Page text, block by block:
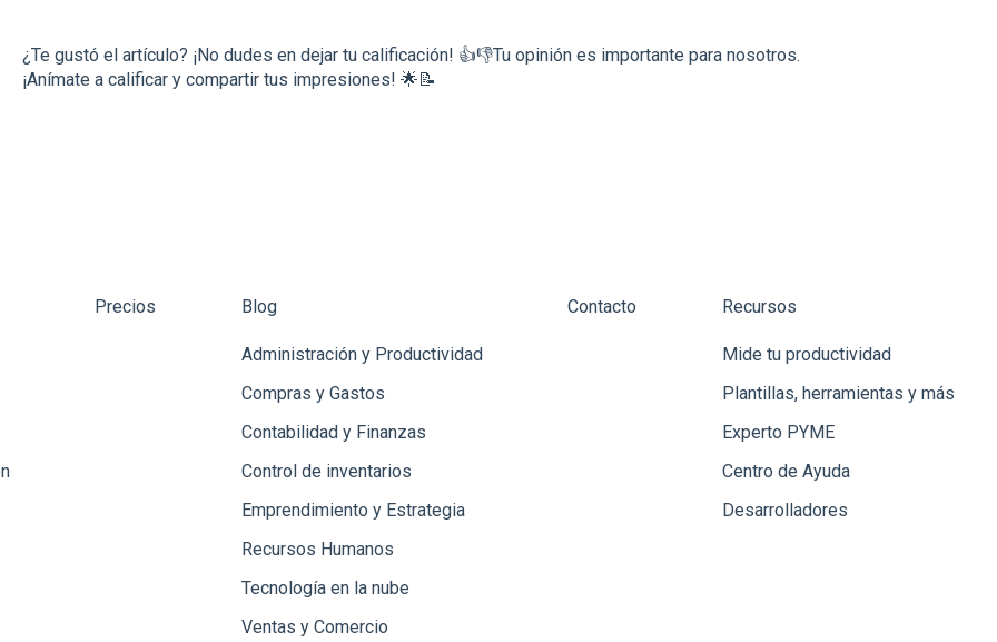
¿Te gustó el artículo? ¡No dudes en dejar tu calificación! 👍👎Tu opinión es importante para nosotros.
¡Anímate a calificar y compartir tus impresiones! 🌟📝
Precios Blog
Administración y Productividad
Compras y Gastos
Contabilidad y Finanzas
Control de inventarios
Emprendimiento y Estrategia
Recursos Humanos
Tecnología en la nube
Ventas y Comercio
Contacto Recursos
Mide tu productividad
Plantillas, herramientas y más
Experto PYME
Centro de Ayuda
Desarrolladores